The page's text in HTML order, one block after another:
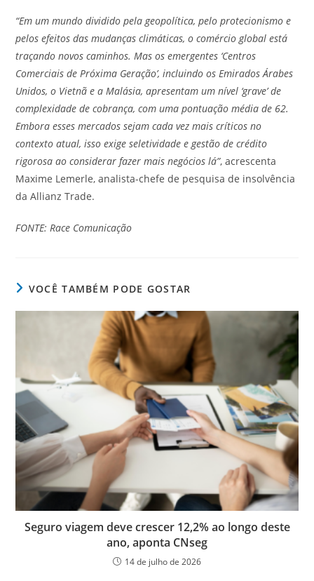
“Em um mundo dividido pela geopolítica, pelo protecionismo e
pelos efeitos das mudanças climáticas, o comércio global está
traçando novos caminhos. Mas os emergentes ‘Centros
Comerciais de Próxima Geração’, incluindo os Emirados Árabes
Unidos, o Vietnã e a Malásia, apresentam um nível ‘grave’ de
complexidade de cobrança, com uma pontuação média de 62.
Embora esses mercados sejam cada vez mais críticos no
contexto atual, isso exige seletividade e gestão de crédito
rigorosa ao considerar fazer mais negócios lá”, acrescenta
Maxime Lemerle, analista-chefe de pesquisa de insolvência
da Allianz Trade.
FONTE: Race Comunicação
VOCÊ TAMBÉM PODE GOSTAR
Seguro viagem deve crescer 12,2% ao longo deste
ano, aponta CNseg
14 de julho de 2026